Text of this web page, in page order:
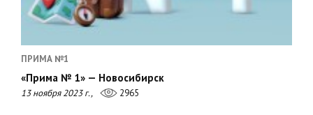
ПРИМА №1
«Прима № 1» — Новосибирск
13 ноября 2023 г., 2965